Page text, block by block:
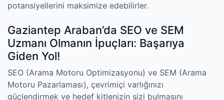
potansiyellerini maksimize edebilirler.
Gaziantep Araban’da SEO ve SEM
Uzmanı Olmanın İpuçları: Başarıya
Giden Yol!
SEO (Arama Motoru Optimizasyonu) ve SEM (Arama
Motoru Pazarlaması), çevrimiçi varlığınızı
güçlendirmek ve hedef kitlenizin sizi bulmasını